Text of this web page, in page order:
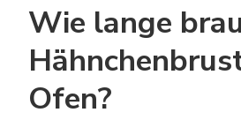
Wie lange
Ofen?